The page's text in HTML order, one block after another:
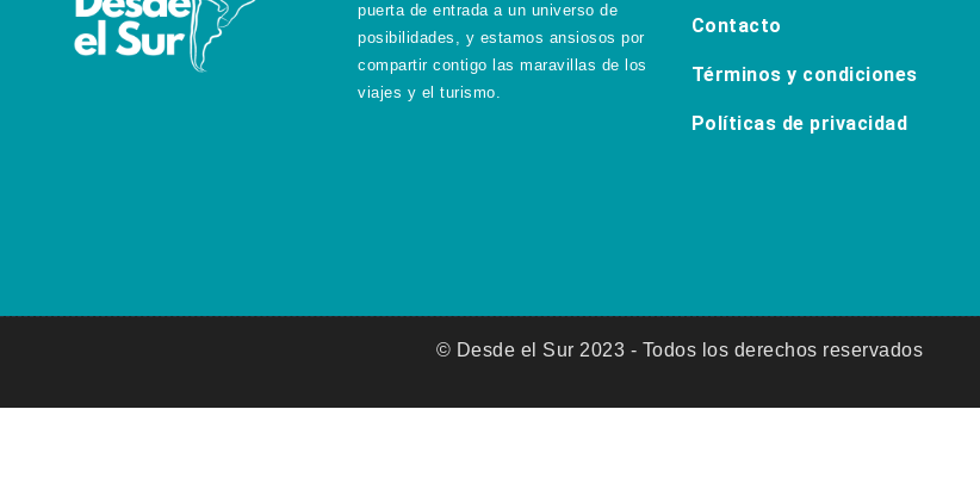
puerta de entrada a un universo de
posibilidades, y estamos ansiosos por
compartir contigo las maravillas de los
viajes y el turismo.
Contacto
Términos y condiciones
Políticas de privacidad
© Desde el Sur 2023 - Todos los derechos reservados